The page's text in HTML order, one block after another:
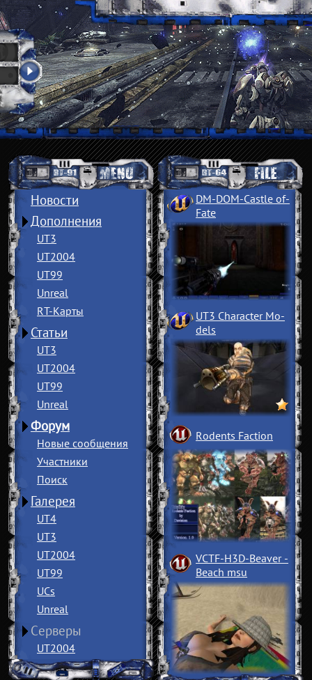
Новости
Дополнения
UT3
UT2004
UT99
Unreal
RT-Карты
Статьи
UT3
UT2004
UT99
Unreal
Форум
Новые сообщения
Участники
Поиск
Галерея
UT4
UT3
UT2004
UT99
UCs
Unreal
Серверы
UT2004
DM-DOM-Castle of­
Fate
UT3 Character Mo­
dels
Rodents Faction
VCTF-H3D-Beaver ­
Beach msu